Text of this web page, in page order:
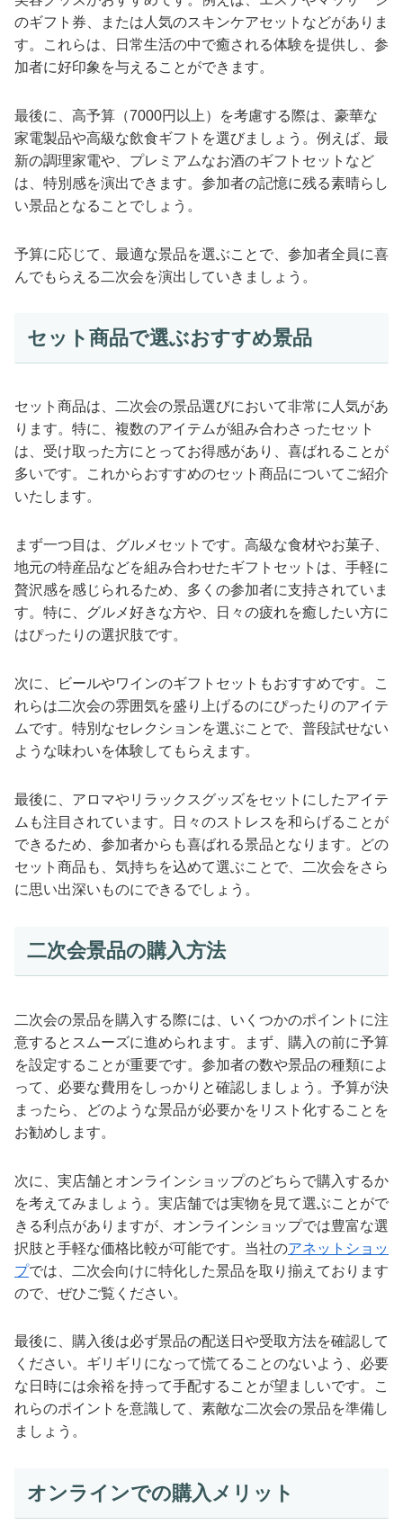
のギフト券、または人気のスキンケアセットなどがありま
す。これらは、日常生活の中で癒される体験を提供し、参
加者に好印象を与えることができます。
最後に、高予算（7000円以上）を考慮する際は、豪華な
家電製品や高級な飲食ギフトを選びましょう。例えば、最
新の調理家電や、プレミアムなお酒のギフトセットなど
は、特別感を演出できます。参加者の記憶に残る素晴らし
い景品となることでしょう。
予算に応じて、最適な景品を選ぶことで、参加者全員に喜
んでもらえる二次会を演出していきましょう。
セット商品で選ぶおすすめ景品
セット商品は、二次会の景品選びにおいて非常に人気があ
ります。特に、複数のアイテムが組み合わさったセット
は、受け取った方にとってお得感があり、喜ばれることが
多いです。これからおすすめのセット商品についてご紹介
いたします。
まず一つ目は、グルメセットです。高級な食材やお菓子、
地元の特産品などを組み合わせたギフトセットは、手軽に
贅沢感を感じられるため、多くの参加者に支持されていま
す。特に、グルメ好きな方や、日々の疲れを癒したい方に
はぴったりの選択肢です。
次に、ビールやワインのギフトセットもおすすめです。こ
れらは二次会の雰囲気を盛り上げるのにぴったりのアイテ
ムです。特別なセレクションを選ぶことで、普段試せない
ような味わいを体験してもらえます。
最後に、アロマやリラックスグッズをセットにしたアイテ
ムも注目されています。日々のストレスを和らげることが
できるため、参加者からも喜ばれる景品となります。どの
セット商品も、気持ちを込めて選ぶことで、二次会をさら
に思い出深いものにできるでしょう。
二次会景品の購入方法
二次会の景品を購入する際には、いくつかのポイントに注
意するとスムーズに進められます。まず、購入の前に予算
を設定することが重要です。参加者の数や景品の種類によ
って、必要な費用をしっかりと確認しましょう。予算が決
まったら、どのような景品が必要かをリスト化することを
お勧めします。
次に、実店舗とオンラインショップのどちらで購入するか
を考えてみましょう。実店舗では実物を見て選ぶことがで
きる利点がありますが、オンラインショップでは豊富な選
択肢と手軽な価格比較が可能です。当社のアネットショッ
プでは、二次会向けに特化した景品を取り揃えております
ので、ぜひご覧ください。
最後に、購入後は必ず景品の配送日や受取方法を確認して
ください。ギリギリになって慌てることのないよう、必要
な日時には余裕を持って手配することが望ましいです。こ
れらのポイントを意識して、素敵な二次会の景品を準備し
ましょう。
オンラインでの購入メリット